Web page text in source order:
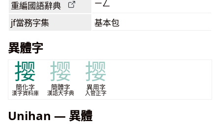
重編國語辭典 ㄧㄥ
jf當務字集 基本包
異體字
撄
簡化字
漢字資料庫
撄
簡體字
漢語大字典
撄
異用字
入管正字
Unihan — 異體